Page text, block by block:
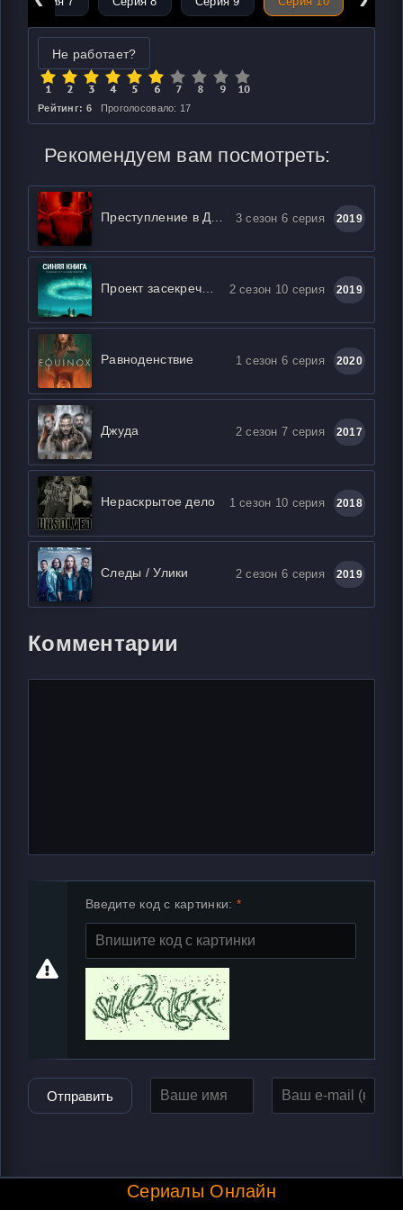
Не работает?
Рейтинг: 6 Проголосовало: 17
Рекомендуем вам посмотреть:
3 сезон 6 серия 2019
2 сезон 10 серия 2019
Равноденствие 1 сезон 6 серия 2020
Джуда 2 сезон 7 серия 2017
Нераскрытое дело 1 сезон 10 серия 2018
Следы / Улики 2 сезон 6 серия 2019
Комментарии
Введите код с картинки:
Отправить
Сериалы Онлайн